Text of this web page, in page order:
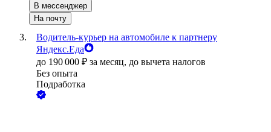
В мессенджер
На почту
Водитель-курьер на автомобиле к партнеру
Яндекс.Еда
до 190 000 ₽ за месяц, до вычета налогов
Без опыта
Подработка